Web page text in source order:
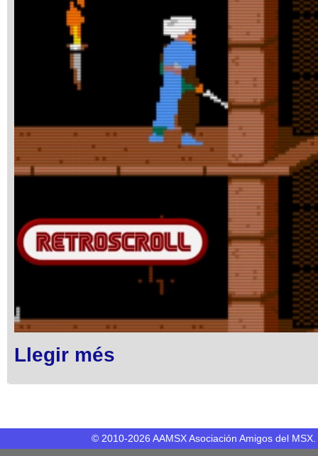
Llegir més
© 2010-2026 AAMSX Asociación Amigos del